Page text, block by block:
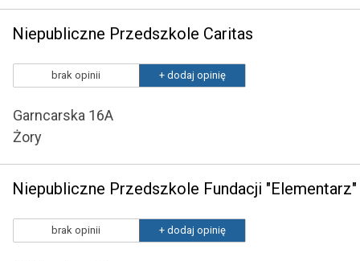
Niepubliczne Przedszkole Caritas
brak opinii + dodaj opinię
Garncarska 16A
Żory
Niepubliczne Przedszkole Fundacji "Elementarz"
brak opinii + dodaj opinię